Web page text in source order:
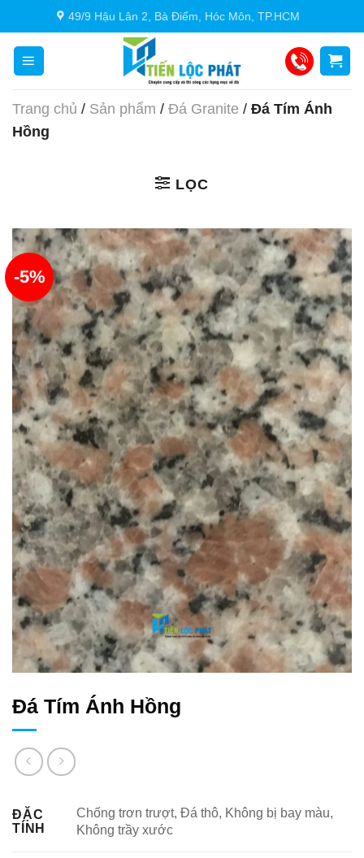
đến
dung
49/9 Hậu Lân 2, Bà Điểm, Hóc Môn, TP.HCM
Trang chủ / Sản phẩm / Đá Granite / Đá Tím Ánh
Hồng
LỌC
-5%
Đá Tím Ánh Hồng
ĐẶC
TÍNH
Chống trơn trượt, Đá thô, Không bị bay màu,
Không trầy xước